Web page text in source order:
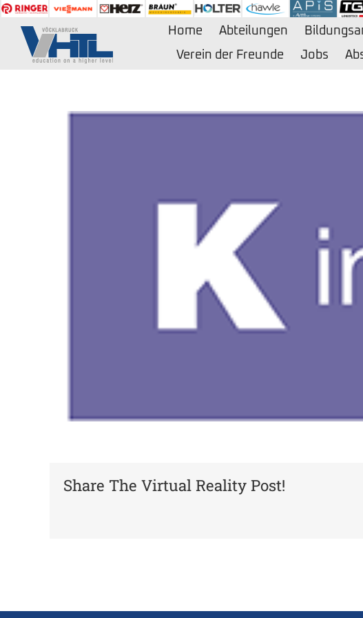
Zum
springen
Home Abteilungen
Verein der Freunde
Jobs
Zeige
Share The Virtual Reality Post!